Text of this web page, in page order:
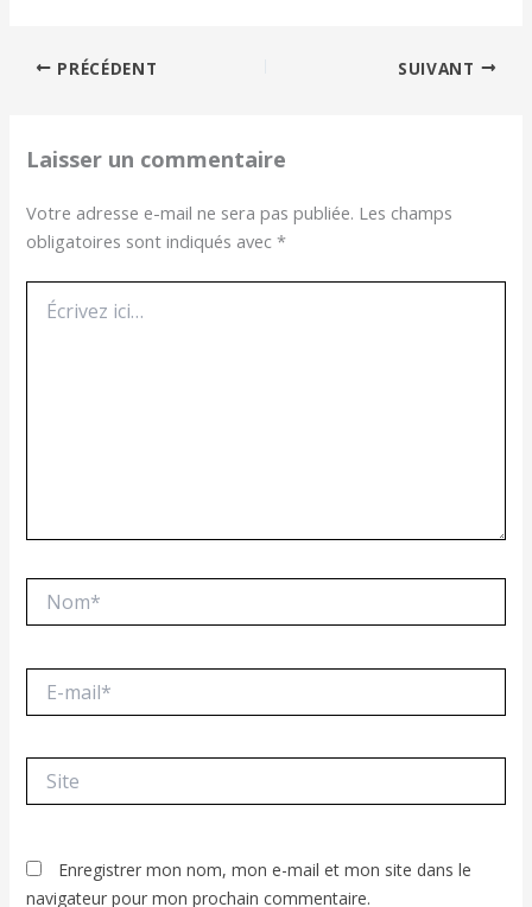
PRÉCÉDENT SUIVANT
Laisser un commentaire
Votre adresse e-mail ne sera pas publiée. Les champs
obligatoires sont indiqués avec*
ici…
mail*
Enregistrer mon nom, mon e-mail et mon site dans le
navigateur pour mon prochain commentaire.